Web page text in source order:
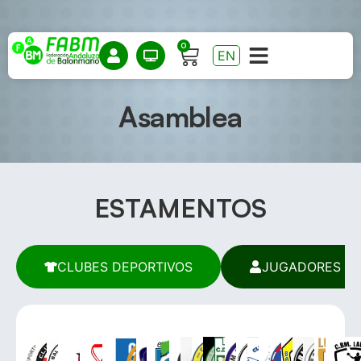
0
EN
Asamblea
ESTAMENTOS
CLUBES DEPORTIVOS JUGADORES